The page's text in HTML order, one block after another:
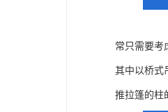
常只需要考
其中以桥式
推拉篷的柱